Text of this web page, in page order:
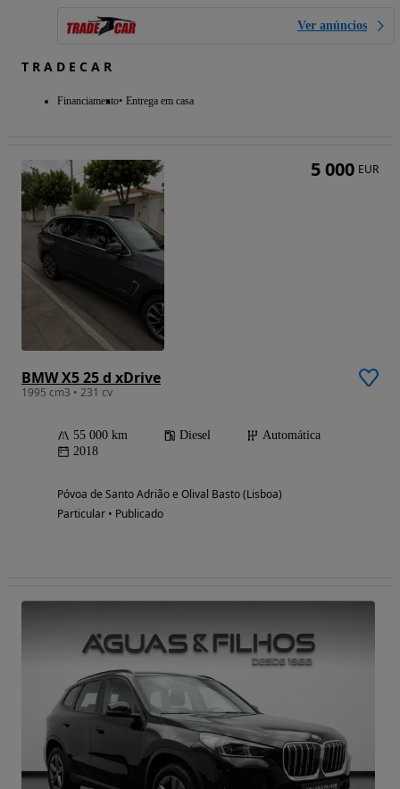
Ver anúncios
T R A D E C A R
Financiamento Entrega em casa
BMW X5 25 d xDrive
1995 cm3 • 231 cv
55 000 km Diesel
Automática
2018
Póvoa de Santo Adrião e Olival Basto (Lisboa)
Particular • Publicado
5 000 EUR